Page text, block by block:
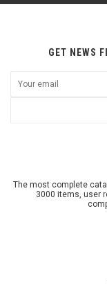
The most complete
3000 items, user
GET NEWS